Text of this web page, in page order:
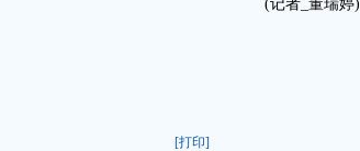
(记者_董瑞婷)
[打印]